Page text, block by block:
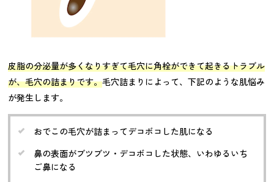
皮脂の分泌量が多くなりすぎて毛穴に角栓ができて起きるトラブル
が、毛穴の詰まりです。毛穴詰まりによって、下記のような肌悩み
が発生します。
おでこの毛穴が詰まってデコボコした肌になる
鼻の表面がブツブツ・デコボコした状態、いわゆるいち
ご鼻になる